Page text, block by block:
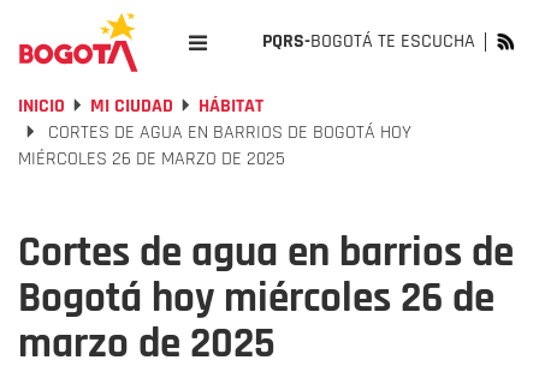
PQRS-BOGOTÁ TE ESCUCHA
INICIO MI CIUDAD
HÁBITAT
CORTES DE AGUA EN BARRIOS DE BOGOTÁ HOY
MIÉRCOLES 26 DE MARZO DE 2025
Cortes de agua en barrios de
Bogotá hoy miércoles 26 de
marzo de 2025